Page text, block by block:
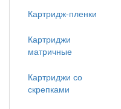
Картридж-пленки
Картриджи
матричные
Картриджи со
скрепками